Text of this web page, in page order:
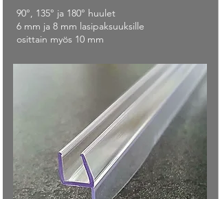
90°, 135° ja 180° huulet
6 mm ja 8 mm lasipaksuuksille
osittain myös 10 mm